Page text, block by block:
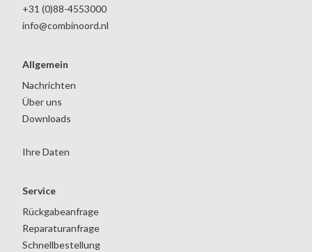
+31 (0)88-4553000
info@combinoord.nl
Allgemein
Nachrichten
Über uns
Downloads
Ihre Daten
Service
Rückgabeanfrage
Reparaturanfrage
Schnellbestellung